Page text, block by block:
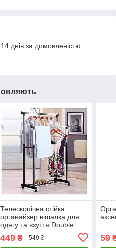
днів за домовленістю
Телескопічна стійка
органайзер вішалка для
одягу та взуття Double
449₴ 549 ₴ 59